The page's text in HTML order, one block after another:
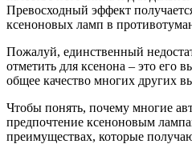
Превосходный эффект
ксеноновых ламп в
Пожалуй, единственный
отметить для ксенона – это его
общее качество многих других
Чтобы понять, почему многие
предпочтение ксеноновым
преимуществах, которые